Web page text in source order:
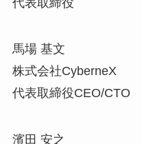
馬場 基文
株式会社CyberneX
代表取締役CEO/CTO
濱田 安之